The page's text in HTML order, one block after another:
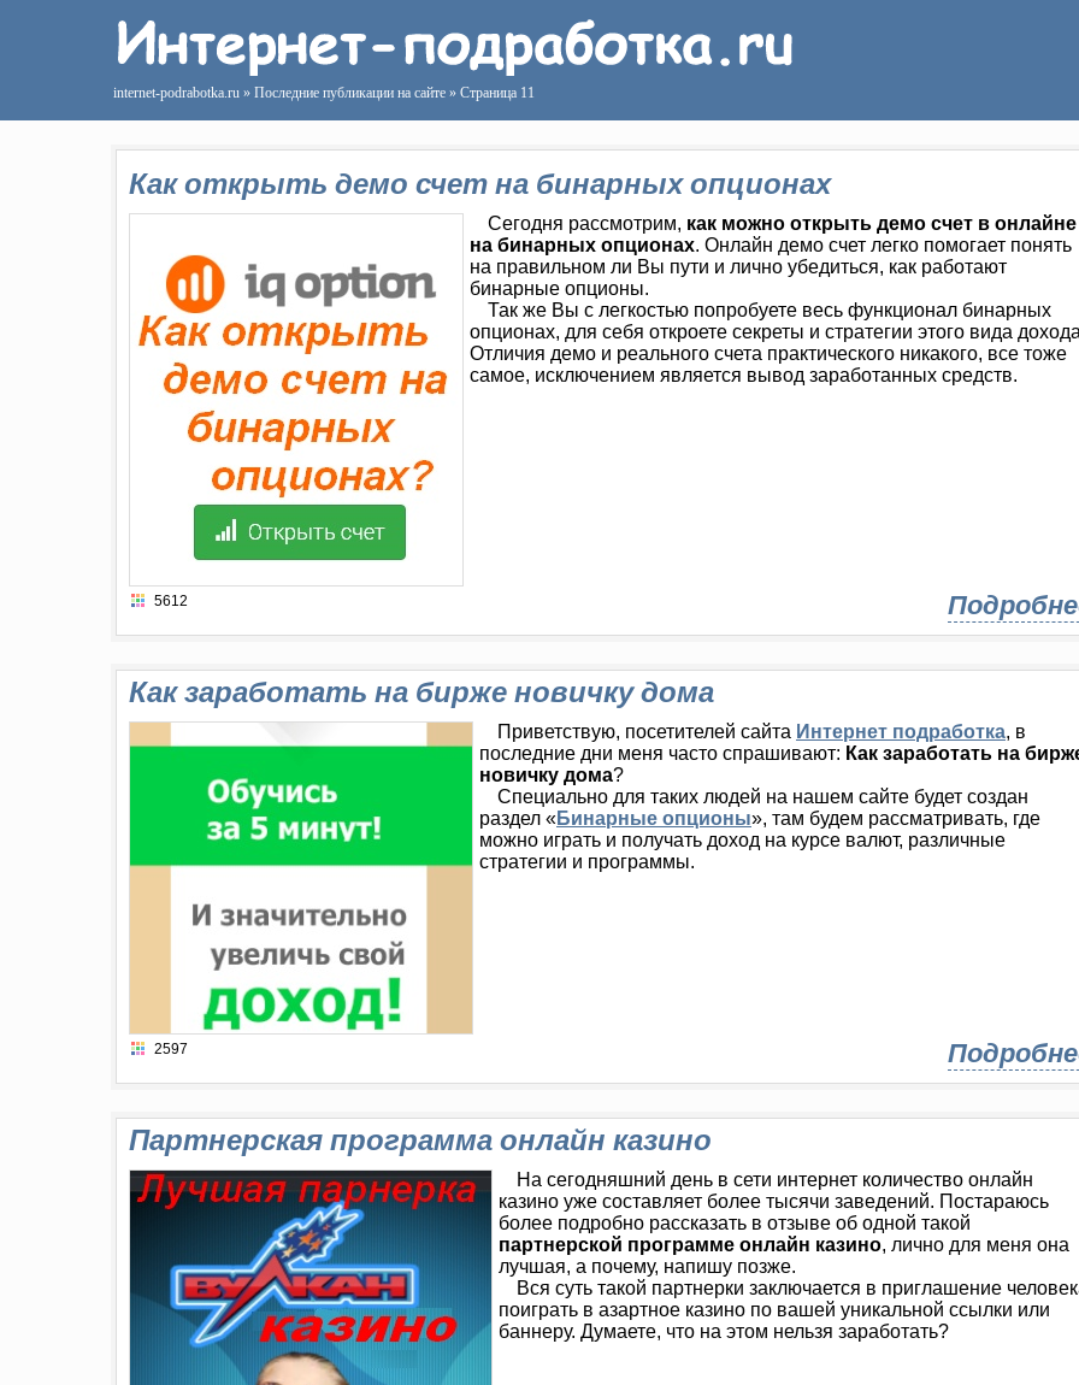
internet-podrabotka.ru » Последние публикации на сайте » Страница 11
Как открыть демо счет на бинарных опционах
Сегодня рассмотрим, как можно открыть демо счет в онлайне
на бинарных опционах. Онлайн демо счет легко помогает понять
на правильном ли Вы пути и лично убедиться, как работают
бинарные опционы.
Так же Вы с легкостью попробуете весь функционал бинарных
опционах, для себя откроете секреты и стратегии этого вида
Отличия демо и реального счета практического никакого, все тоже
самое, исключением является вывод заработанных средств.
5612
Как заработать на бирже новичку дома
Приветствую, посетителей сайта Интернет подработка, в
последние дни меня часто спрашивают: Как заработать на
новичку дома?
Специально для таких людей на нашем сайте будет создан
раздел «Бинарные опционы», там будем рассматривать, где
можно играть и получать доход на курсе валют, различные
стратегии и программы.
2597
Партнерская программа онлайн казино
На сегодняшний день в сети интернет количество онлайн
казино уже составляет более тысячи заведений. Постараюсь
более подробно рассказать в отзыве об одной такой
партнерской программе онлайн казино, лично для меня она
лучшая, а почему, напишу позже.
Вся суть такой партнерки заключается в приглашение
поиграть в азартное казино по вашей уникальной ссылки или
баннеру. Думаете, что на этом нельзя заработать?